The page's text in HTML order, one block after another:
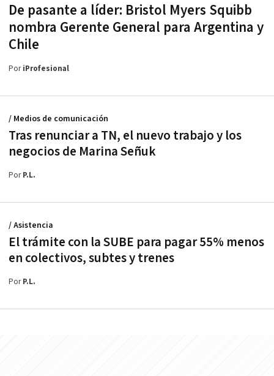
De pasante a líder: Bristol Myers Squibb
nombra Gerente General para Argentina y
Chile
PoriProfesional
Tras renunciar a TN, el nuevo trabajo y los
negocios de Marina Señuk
/ Medios de comunicación
PorP.L.
El trámite con la SUBE para pagar 55% menos
en colectivos, subtes y trenes
/ Asistencia
PorP.L.